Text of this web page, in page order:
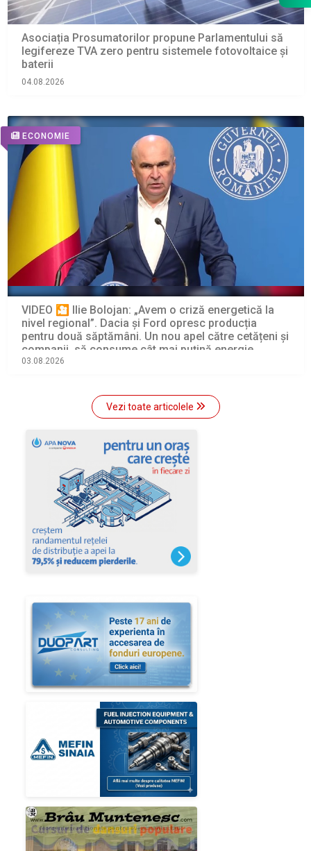
Asociația Prosumatorilor propune Parlamentului să
legifereze TVA zero pentru sistemele fotovoltaice și
baterii
04.08.2026
ECONOMIE
VIDEO 🎦 Ilie Bolojan: „Avem o criză energetică la
nivel regional”. Dacia și Ford opresc producția
pentru două săptămâni. Un nou apel către cetățeni și
companii, să consume cât mai puțină energie
electrică
03.08.2026
Vezi toate articolele